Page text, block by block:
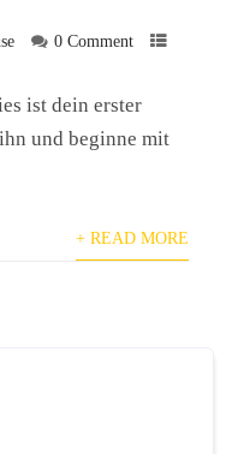
0 Comment
ist dein erster
und beginne mit
+ READ MORE